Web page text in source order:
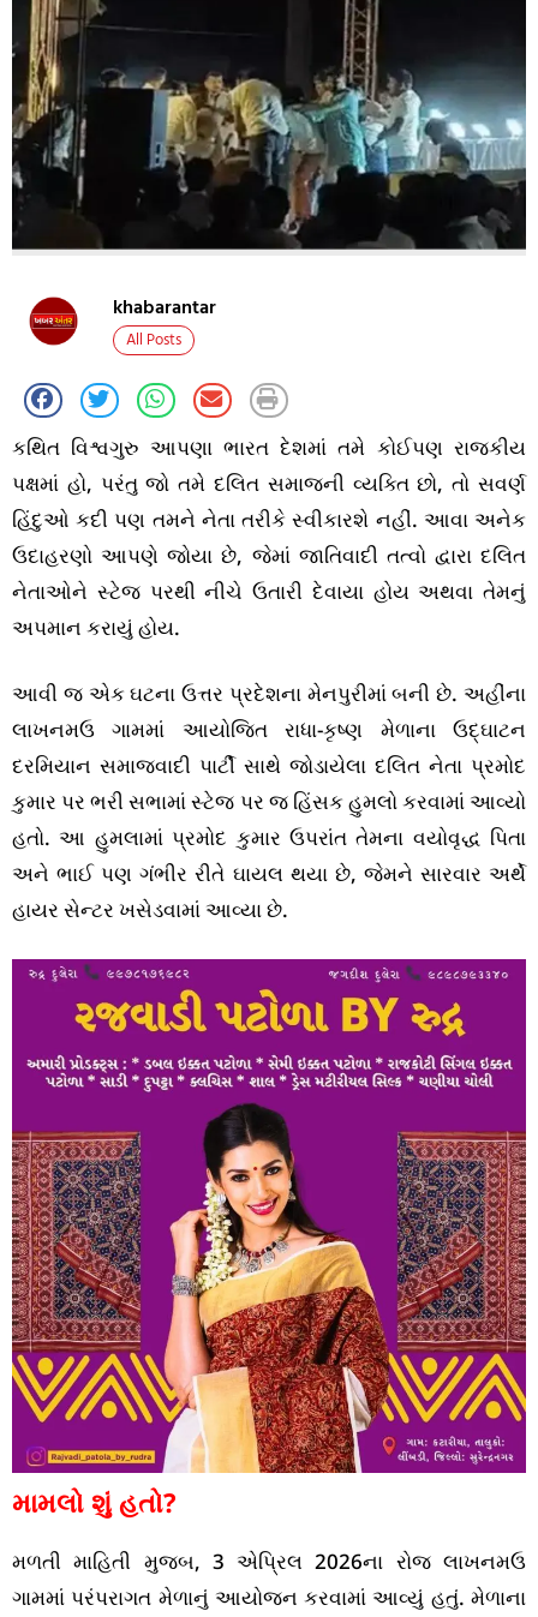
khabarantar
All Posts
કથિત વિશ્વગુરુ આપણા ભારત દેશમાં તમે કોઈપણ રાજકીય
પક્ષમાં હો, પરંતુ જો તમે દલિત સમાજની વ્યક્તિ છો, તો સવર્ણ
હિંદુઓ કદી પણ તમને નેતા તરીકે સ્વીકારશે નહીં. આવા અનેક
ઉદાહરણો આપણે જોયા છે, જેમાં જાતિવાદી તત્વો દ્વારા દલિત
નેતાઓને સ્ટેજ પરથી નીચે ઉતારી દેવાયા હોય અથવા તેમનું
અપમાન કરાયું હોય.
આવી જ એક ઘટના ઉત્તર પ્રદેશના મેનપુરીમાં બની છે. અહીંના
લાખનમઉ ગામમાં આયોજિત રાધા-કૃષ્ણ મેળાના ઉદ્ઘાટન
દરમિયાન સમાજવાદી પાર્ટી સાથે જોડાયેલા દલિત નેતા પ્રમોદ
કુમાર પર ભરી સભામાં સ્ટેજ પર જ હિંસક હુમલો કરવામાં આવ્યો
હતો. આ હુમલામાં પ્રમોદ કુમાર ઉપરાંત તેમના વયોવૃદ્ધ પિતા
અને ભાઈ પણ ગંભીર રીતે ઘાયલ થયા છે, જેમને સારવાર અર્થે
હાયર સેન્ટર ખસેડવામાં આવ્યા છે.
મામલો શું હતો?
મળતી માહિતી મુજબ, 3 એપ્રિલ 2026ના રોજ લાખનમઉ
ગામમાં પરંપરાગત મેળાનું આયોજન કરવામાં આવ્યું હતું. મેળાના